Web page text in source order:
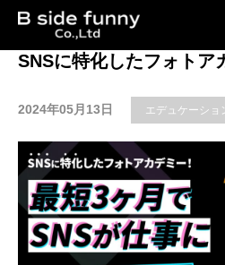
SNSに特化したフォトア
2024年05月13日 エデュケーショ